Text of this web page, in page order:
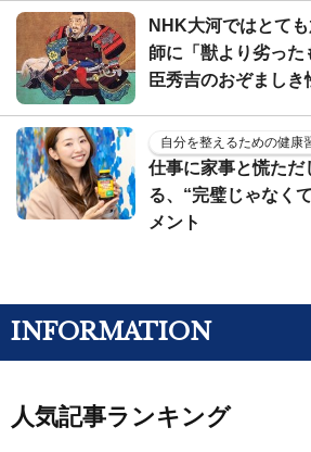
NHK大河ではとて
師に「獣より劣った
臣秀吉のおぞましき
自分を整えるための健康
仕事に家事と慌ただ
る、“完璧じゃなく
メント
INFORMATION
人気記事ランキング